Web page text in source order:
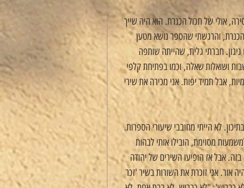
אולי של תכול הכנרת. הוא היה שייך
והרגשתי שהספר נושא מטען
חברתי גלית, שהייתה שותפה
ושואלות שאלה, וכמו בפתיחת קלפי
אבל תמיד יפות. אני מכירה את שירי
לא הייתי מחובבי שיעורי הספרות.
מסוימת, הובילו אותי לבהות
אבל אז הופיעו השירים של יהודה
אור. אני זוכרת את השורות בשיר 'זכר